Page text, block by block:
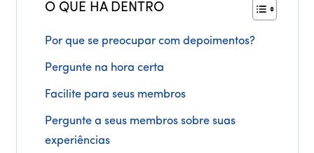
O QUE HÁ DENTRO
Por que se preocupar com depoimentos?
Pergunte na hora certa
Facilite para seus membros
Pergunte a seus membros sobre suas
experiências